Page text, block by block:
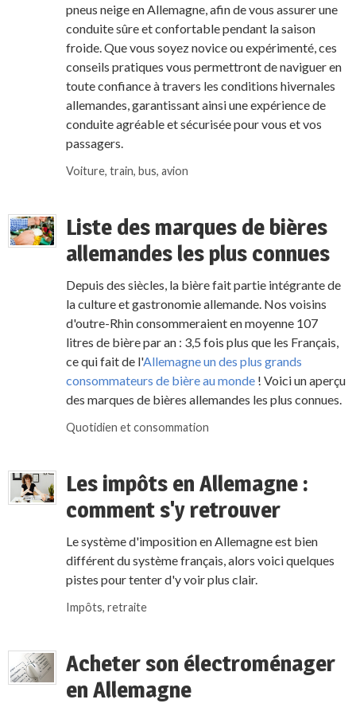
pneus neige en Allemagne, afin de vous assurer une
conduite sûre et confortable pendant la saison
froide. Que vous soyez novice ou expérimenté, ces
conseils pratiques vous permettront de naviguer en
toute confiance à travers les conditions hivernales
allemandes, garantissant ainsi une expérience de
conduite agréable et sécurisée pour vous et vos
passagers.
Voiture, train, bus, avion
Liste des marques de bières
allemandes les plus connues
Depuis des siècles, la bière fait partie intégrante de
la culture et gastronomie allemande. Nos voisins
d'outre-Rhin consommeraient en moyenne 107
litres de bière par an : 3,5 fois plus que les Français,
ce qui fait de l'Allemagne un des plus grands
consommateurs de bière au monde ! Voici un aperçu
des marques de bières allemandes les plus connues.
Quotidien et consommation
Les impôts en Allemagne :
comment s'y retrouver
Le système d'imposition en Allemagne est bien
différent du système français, alors voici quelques
pistes pour tenter d'y voir plus clair.
Impôts, retraite
Acheter son électroménager
en Allemagne